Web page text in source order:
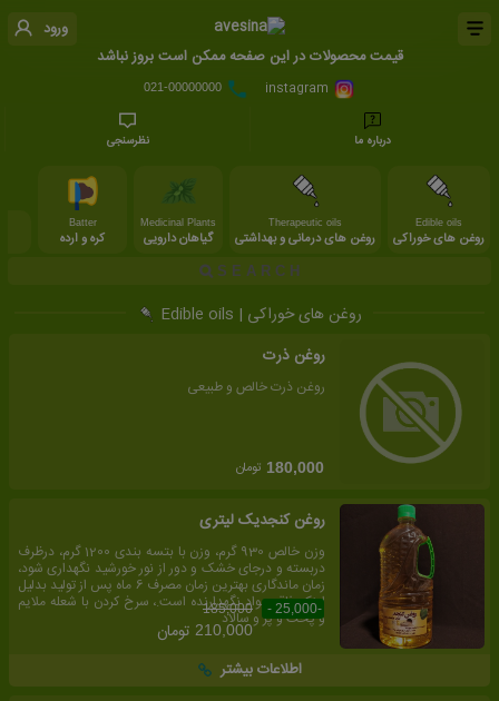
ورود
قیمت محصولات در این صفحه ممکن است بروز نباشد
021-00000000
درباره ما نظرسنجی
Edible oils
روغن های خوراکی
Therapeutic oils
روغن های درمانی و بهداشتی
Medicinal Plants
گیاهان دارویی
Batter
کره و ارده
روغن های خوراکی | Edible oils
روغن ذرت
روغن ذرت خالص و طبیعی
180,000 تومان
روغن کنجدیک لیتری
وزن خالص 930 گرم، وزن با بتسه بندی 1200 گرم، درظرف
دربسته و درجای خشک و دور از نور خورشید نگهداری شود،
زمان ماندگاری بهترین زمان مصرف 6 ماه پس از تولید بدلیل
اینکه فاقد مواد نگهدارنده است.، سرخ کردن با شعله ملایم
و پخت و پز و سالاد
-25,000 -
185,000
210,000 تومان
اطلاعات بیشتر